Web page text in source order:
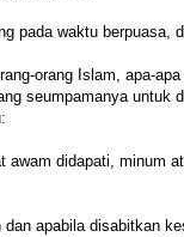
pada waktu berpuasa,
orang Islam, apa-apa
seumpamanya untuk
didapati, minum
apabila disabitkan